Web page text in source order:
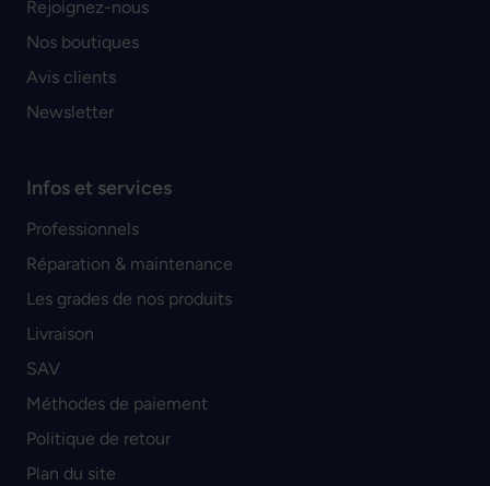
Rejoignez-nous
Nos boutiques
Avis clients
Newsletter
Infos et services
Professionnels
Réparation & maintenance
Les grades de nos produits
Livraison
SAV
Méthodes de paiement
Politique de retour
Plan du site